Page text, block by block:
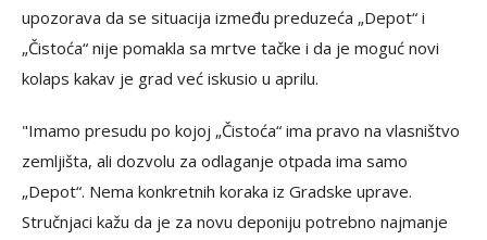
upozorava da se situacija između preduzeća „Depot“ i
„Čistoća“ nije pomakla sa mrtve tačke i da je moguć novi
kolaps kakav je grad već iskusio u aprilu.
"Imamo presudu po kojoj „Čistoća“ ima pravo na vlasništvo
zemljišta, ali dozvolu za odlaganje otpada ima samo
„Depot“. Nema konkretnih koraka iz Gradske uprave.
Stručnjaci kažu da je za novu deponiju potrebno najmanje